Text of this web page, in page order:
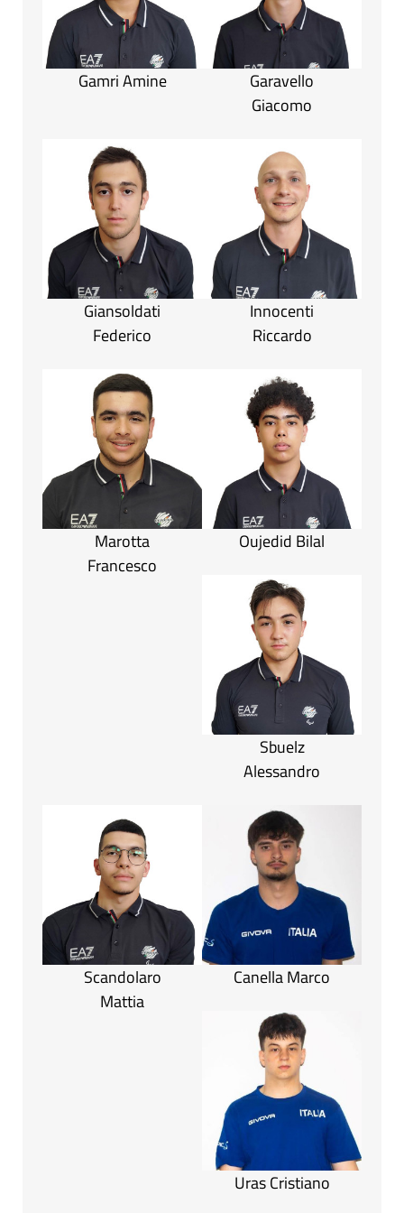
Gamri Amine
Garavello
Giacomo
Giansoldati
Federico
Innocenti
Riccardo
Marotta
Francesco
Oujedid Bilal
Sbuelz
Alessandro
Scandolaro
Mattia
Canella Marco
Uras Cristiano